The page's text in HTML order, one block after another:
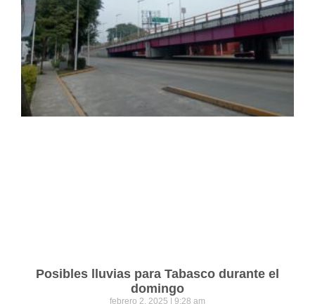
Posibles lluvias para Tabasco durante el
domingo
febrero 2, 2025 9:28 am